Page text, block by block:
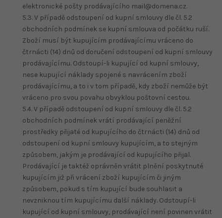
elektronické pošty prodávajícího mail@domena.cz.
5.3. V případě odstoupení od kupní smlouvy dle čl. 5.2
obchodních podmínek se kupní smlouva od počátku ruší.
Zboží musí být kupujícím prodávajícímu vráceno do
čtrnácti (14) dnů od doručení odstoupení od kupní smlouvy
prodávajícímu. Odstoupí-li kupující od kupní smlouvy,
nese kupující náklady spojené s navrácením zboží
prodávajícímu, a to i v tom případě, kdy zboží nemůže být
vráceno pro svou povahu obvyklou poštovní cestou.
5.4. V případě odstoupení od kupní smlouvy dle čl. 5.2
obchodních podmínek vrátí prodávající peněžní
prostředky přijaté od kupujícího do čtrnácti (14) dnů od
odstoupení od kupní smlouvy kupujícím, a to stejným
způsobem, jakým je prodávající od kupujícího přijal.
Prodávající je taktéž oprávněn vrátit plnění poskytnuté
kupujícím již při vrácení zboží kupujícím či jiným
způsobem, pokud s tím kupující bude souhlasit a
nevzniknou tím kupujícímu další náklady. Odstoupí-li
kupující od kupní smlouvy, prodávající není povinen vrátit